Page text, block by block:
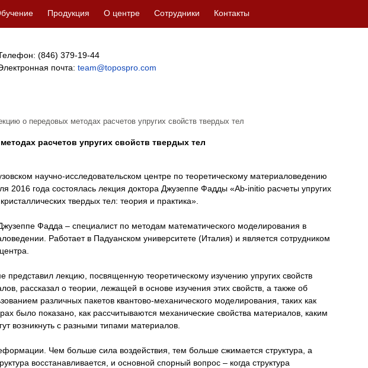
Продукция О центре Сотрудники Контакты
(846) 379-19-44
почта:team@topospro.com
о передовых методах расчетов упругих свойств твердых тел
расчетов упругих свойств твердых тел
научно-исследовательском центре по теоретическому материаловедению
2016 года состоялась лекция доктора Джузеппе Фадды «Ab-initio расчеты упругих
твердых тел: теория и практика».
Фадда – специалист по методам математического моделирования в
Работает в Падуанском университете (Италия) и является сотрудником
представил лекцию, посвященную теоретическому изучению упругих свойств
рассказал о теории, лежащей в основе изучения этих свойств, а также об
различных пакетов квантово-механического моделирования, таких как
было показано, как рассчитываются механические свойства материалов, каким
возникнуть с разными типами материалов.
Чем больше сила воздействия, тем больше сжимается структура, а
восстанавливается, и основной спорный вопрос – когда структура